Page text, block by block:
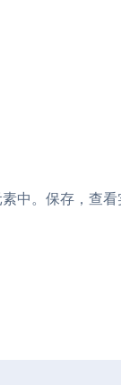
。保存，查看